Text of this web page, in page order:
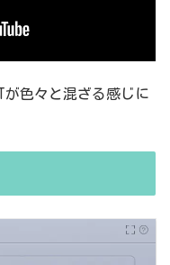
が色々と混ざる感じに